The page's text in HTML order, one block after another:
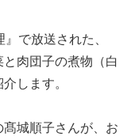
で放送された、
肉団子の煮物（白
します。
城順子さんが、お